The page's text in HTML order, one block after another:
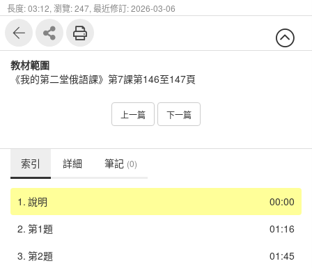
長度: 03:12, 瀏覽: 247, 最近修訂: 2026-03-06
教材範圍
《我的第二堂俄語課》第7課第146至147頁
上一篇 下一篇
索引 詳細 筆記 (0)
00:00
1. 說明
01:16
2. 第1題
01:45
3. 第2題